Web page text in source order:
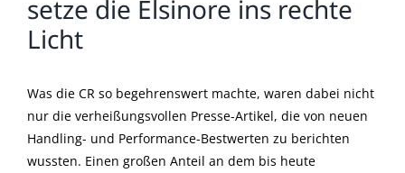
setze die Elsinore ins rechte
Licht
Was die CR so begehrenswert machte, waren dabei nicht
nur die verheißungsvollen Presse-Artikel, die von neuen
Handling- und Performance-Bestwerten zu berichten
wussten. Einen großen Anteil an dem bis heute